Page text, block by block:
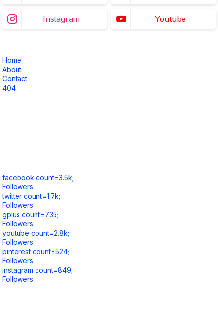
Instagram Youtube
Home
About
Contact
404
facebook count=3.5k;
Followers
twitter count=1.7k;
Followers
gplus count=735;
Followers
youtube count=2.8k;
Followers
pinterest count=524;
Followers
instagram count=849;
Followers